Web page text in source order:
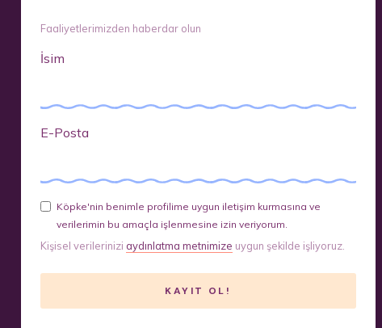
Faaliyetlerimizden haberdar olun
İsim
E-Posta
Köpke'nin benimle profilime uygun iletişim kurmasına ve
verilerimin bu amaçla işlenmesine izin veriyorum.
Kişisel verilerinizi aydınlatma metnimize uygun şekilde işliyoruz.